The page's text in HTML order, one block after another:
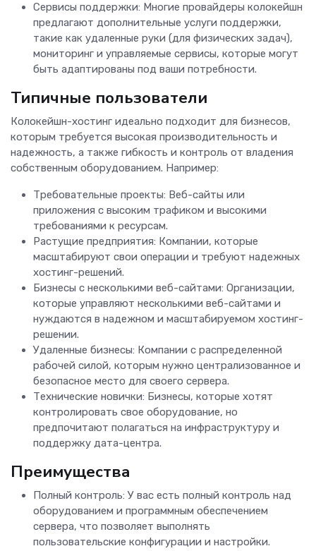
Сервисы поддержки: Многие провайдеры колокейшн
предлагают дополнительные услуги поддержки,
такие как удаленные руки (для физических задач),
мониторинг и управляемые сервисы, которые могут
быть адаптированы под ваши потребности.
Типичные пользователи
Колокейшн-хостинг идеально подходит для бизнесов,
которым требуется высокая производительность и
надежность, а также гибкость и контроль от владения
собственным оборудованием. Например:
Требовательные проекты: Веб-сайты или
приложения с высоким трафиком и высокими
требованиями к ресурсам.
Растущие предприятия: Компании, которые
масштабируют свои операции и требуют надежных
хостинг-решений.
Бизнесы с несколькими веб-сайтами: Организации,
которые управляют несколькими веб-сайтами и
нуждаются в надежном и масштабируемом хостинг-
решении.
Удаленные бизнесы: Компании с распределенной
рабочей силой, которым нужно централизованное и
безопасное место для своего сервера.
Технические новички: Бизнесы, которые хотят
контролировать свое оборудование, но
предпочитают полагаться на инфраструктуру и
поддержку дата-центра.
Преимущества
Полный контроль: У вас есть полный контроль над
оборудованием и программным обеспечением
сервера, что позволяет выполнять
пользовательские конфигурации и настройки.